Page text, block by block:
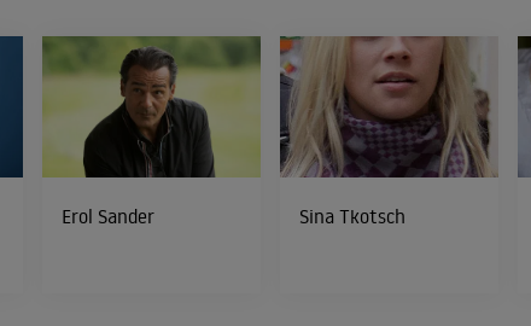
Erol Sander Sina Tkotsch